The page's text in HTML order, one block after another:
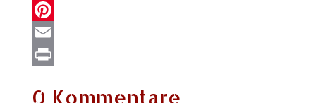
X
Pinterest
Email
0 Kommentare